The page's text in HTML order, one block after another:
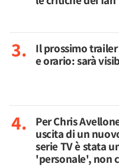
Il prossimo trailer
e orario: sarà
Per Chris
uscita di un
serie TV è stata
'personale', non